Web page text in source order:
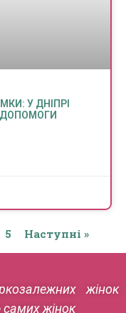
У ДНІПРІ
5 Наступні »
жінок
самих жінок